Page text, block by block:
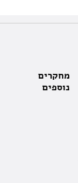
מחקרים
נוספים